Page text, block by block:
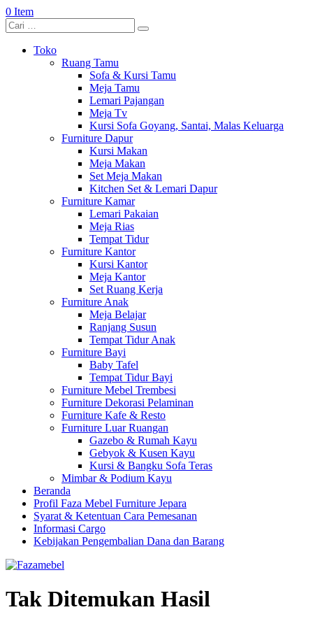
0 Item
Toko
Ruang Tamu
Sofa & Kursi Tamu
Meja Tamu
Lemari Pajangan
Meja Tv
Kursi Sofa Goyang, Santai, Malas Keluarga
Furniture Dapur
Kursi Makan
Meja Makan
Set Meja Makan
Kitchen Set & Lemari Dapur
Furniture Kamar
Lemari Pakaian
Meja Rias
Tempat Tidur
Furniture Kantor
Kursi Kantor
Meja Kantor
Set Ruang Kerja
Furniture Anak
Meja Belajar
Ranjang Susun
Tempat Tidur Anak
Furniture Bayi
Baby Tafel
Tempat Tidur Bayi
Furniture Mebel Trembesi
Furniture Dekorasi Pelaminan
Furniture Kafe & Resto
Furniture Luar Ruangan
Gazebo & Rumah Kayu
Gebyok & Kusen Kayu
Kursi & Bangku Sofa Teras
Mimbar & Podium Kayu
Beranda
Profil Faza Mebel Furniture Jepara
Syarat & Ketentuan Cara Pemesanan
Informasi Cargo
Kebijakan Pengembalian Dana dan Barang
Tak Ditemukan Hasil